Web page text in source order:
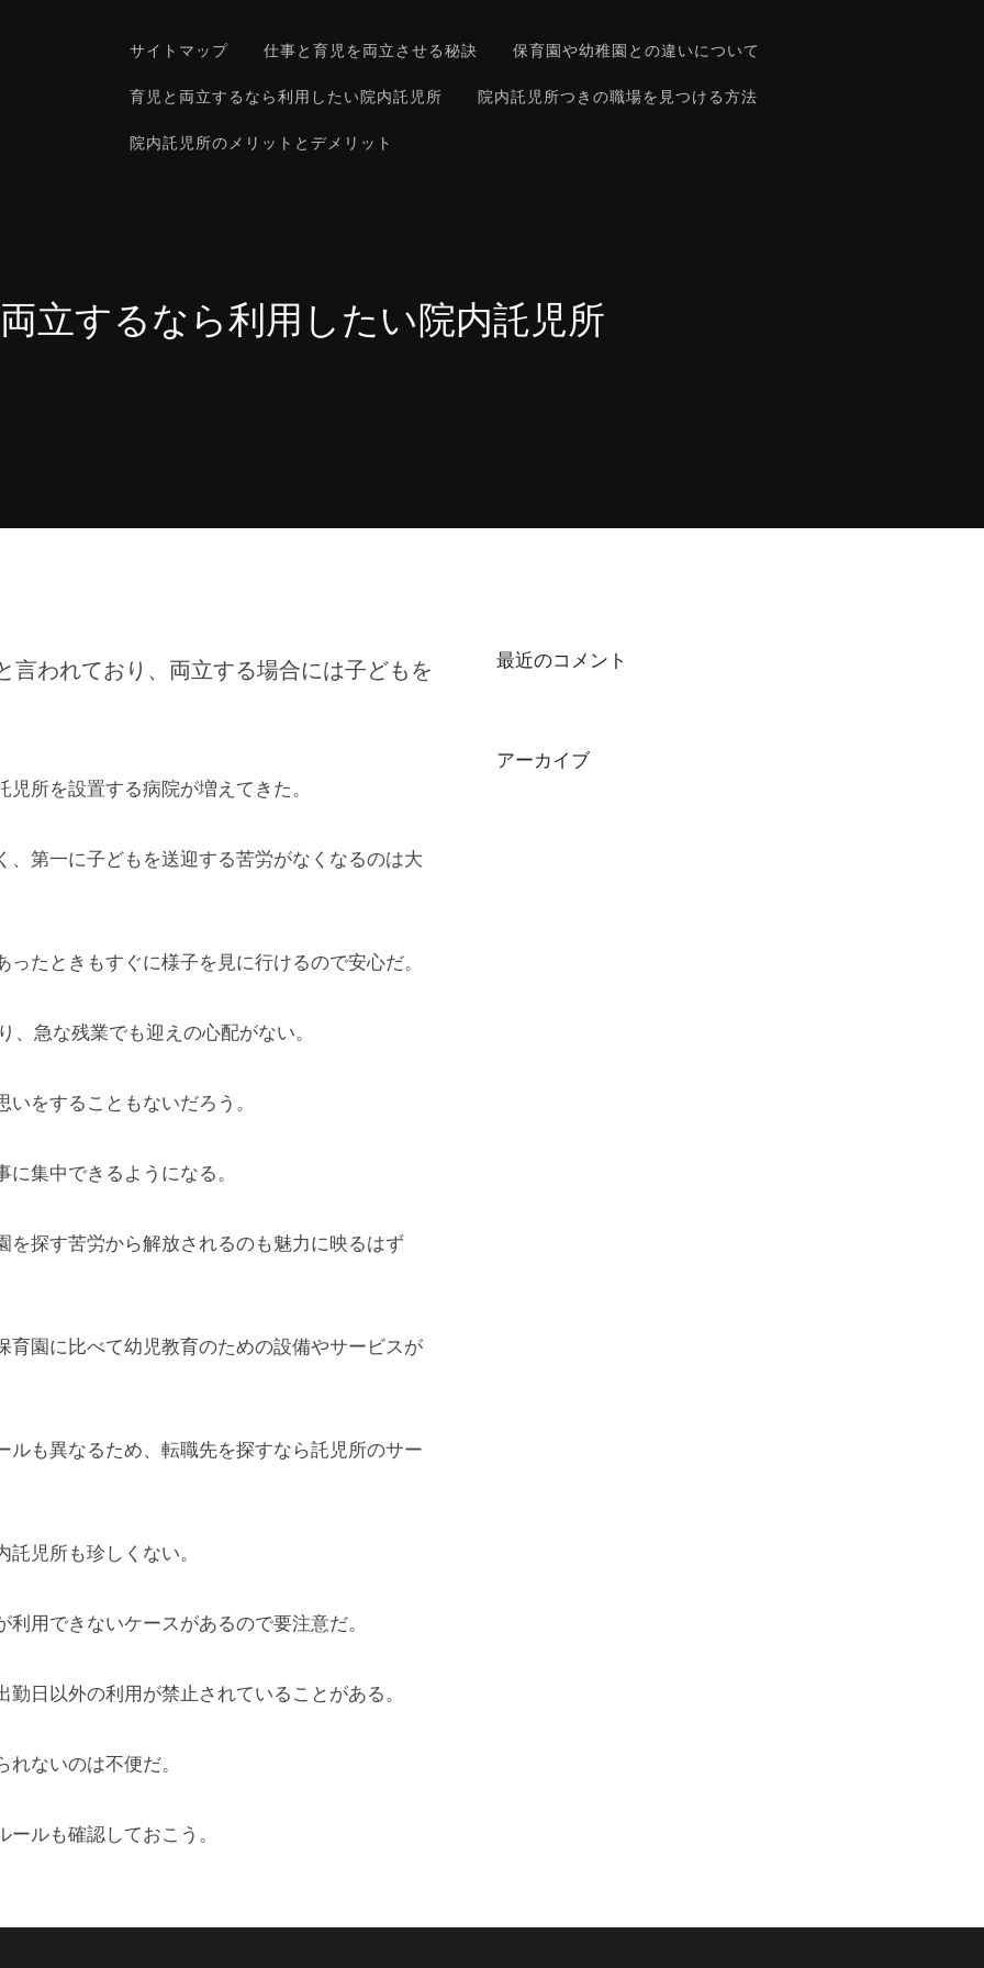
サイトマップ 仕事と育児を両立させる秘訣 保育園や幼稚園との違いについて
育児と両立するなら利用したい院内託児所 院内託児所つきの職場を見つける方法
院内託児所のメリットとデメリット
立するなら利用したい院内託児所
われており、両立する場合には子どもを
所を設置する病院が増えてきた。
第一に子どもを送迎する苦労がなくなるのは大
たときもすぐに様子を見に行けるので安心だ。
急な残業でも迎えの心配がない。
をすることもないだろう。
集中できるようになる。
探す苦労から解放されるのも魅力に映るはず
園に比べて幼児教育のための設備やサービスが
も異なるため、転職先を探すなら託児所のサー
児所も珍しくない。
用できないケースがあるので要注意だ。
日以外の利用が禁止されていることがある。
ないのは不便だ。
ルも確認しておこう。
最近のコメント
アーカイブ